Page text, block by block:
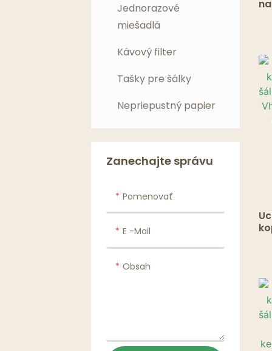
Jednorazové
miešadlá
Kávový filter
Tašky pre šálky
Nepriepustný papier
Zanechajte správu
Pomenovať
E -mail
Obsah